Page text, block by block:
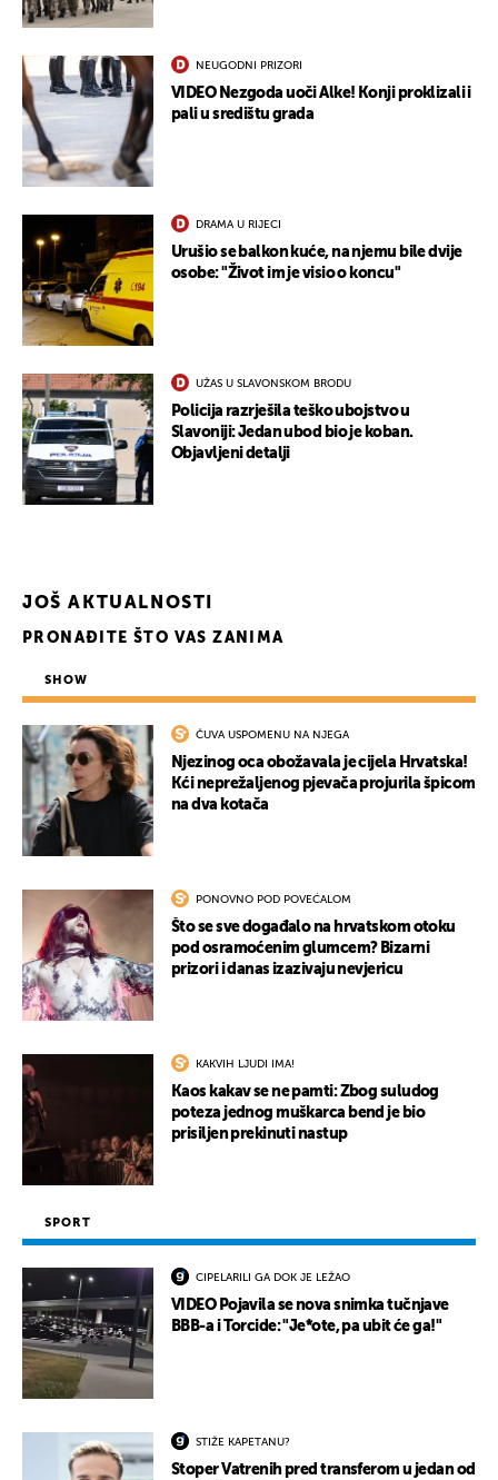
NEUGODNI PRIZORI
VIDEO Nezgoda uoči Alke! Konji proklizali i
pali u središtu grada
DRAMA U RIJECI
Urušio se balkon kuće, na njemu bile dvije
osobe: "Život im je visio o koncu"
UŽAS U SLAVONSKOM BRODU
Policija razrješila teško ubojstvo u
Slavoniji: Jedan ubod bio je koban.
Objavljeni detalji
JOŠ AKTUALNOSTI
PRONAĐITE ŠTO VAS ZANIMA
SHOW
ČUVA USPOMENU NA NJEGA
Njezinog oca obožavala je cijela Hrvatska!
Kći neprežaljenog pjevača projurila špicom
na dva kotača
PONOVNO POD POVEĆALOM
Što se sve događalo na hrvatskom otoku
pod osramoćenim glumcem? Bizarni
prizori i danas izazivaju nevjericu
KAKVIH LJUDI IMA!
Kaos kakav se ne pamti: Zbog suludog
poteza jednog muškarca bend je bio
prisiljen prekinuti nastup
SPORT
CIPELARILI GA DOK JE LEŽAO
VIDEO Pojavila se nova snimka tučnjave
BBB-a i Torcide: "Je*ote, pa ubit će ga!"
STIŽE KAPETANU?
Stoper Vatrenih pred transferom u jedan od
UKLJUČITE NOTIFIKACIJE